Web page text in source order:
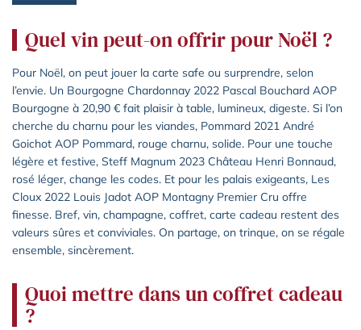
Quel vin peut-on offrir pour Noël ?
Pour Noël, on peut jouer la carte safe ou surprendre, selon
l’envie. Un Bourgogne Chardonnay 2022 Pascal Bouchard AOP
Bourgogne à 20,90 € fait plaisir à table, lumineux, digeste. Si l’on
cherche du charnu pour les viandes, Pommard 2021 André
Goichot AOP Pommard, rouge charnu, solide. Pour une touche
légère et festive, Steff Magnum 2023 Château Henri Bonnaud,
rosé léger, change les codes. Et pour les palais exigeants, Les
Cloux 2022 Louis Jadot AOP Montagny Premier Cru offre
finesse. Bref, vin, champagne, coffret, carte cadeau restent des
valeurs sûres et conviviales. On partage, on trinque, on se régale
ensemble, sincèrement.
Quoi mettre dans un coffret cadeau
?